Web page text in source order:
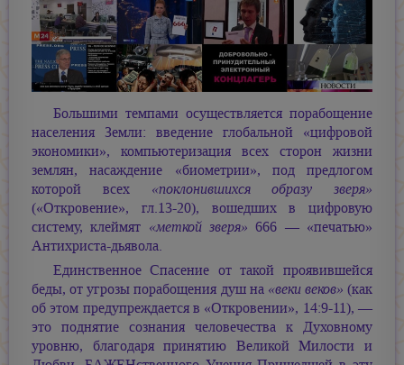
Большими темпами осуществляется порабощение
населения Земли: введение глобальной «цифровой
экономики», компьютеризация всех сторон жизни
землян, насаждение «биометрии», под предлогом
которой всех «поклонившихся образу зверя»
(«Откровение», гл.13-20), вошедших в цифровую
систему, клеймят «меткой зверя» 666 — «печатью»
Антихриста-дьявола.
Единственное Спасение от такой проявившейся
беды, от угрозы порабощения душ на «веки веков» (как
об этом предупреждается в «Откровении», 14:9-11), —
это поднятие сознания человечества к Духовному
уровню, благодаря принятию Великой Милости и